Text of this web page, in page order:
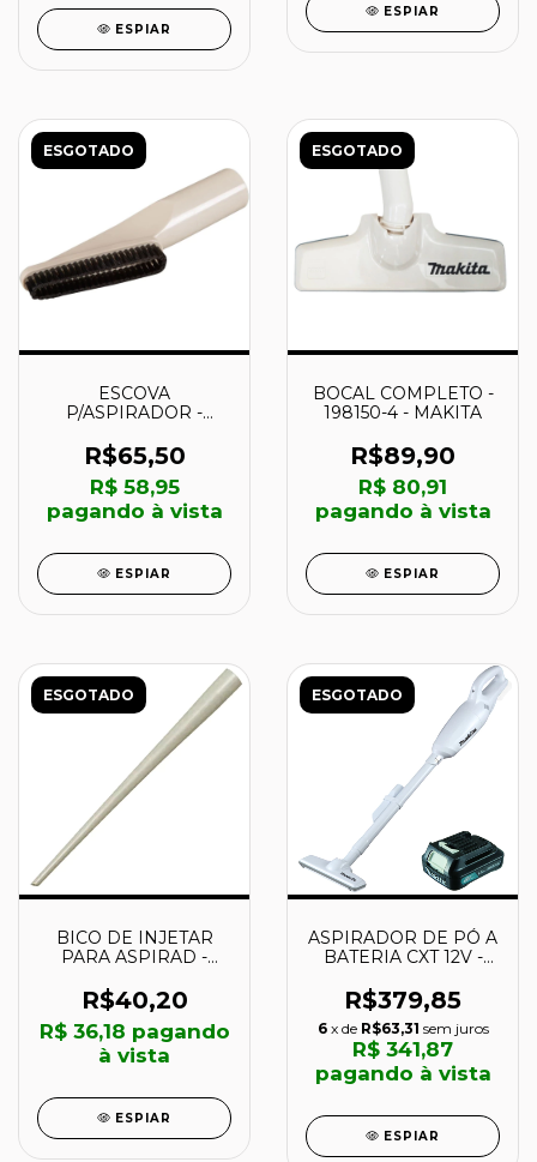
ESPIAR
ESPIAR
ESGOTADO
ESCOVA
P/ASPIRADOR -
R$65,50
R$ 58,95
pagando à vista
ESPIAR
ESGOTADO
BOCAL COMPLETO -
198150-4 - MAKITA
R$89,90
R$ 80,91
pagando à vista
ESPIAR
ESGOTADO
BICO DE INJETAR
PARA ASPIRAD -
R$40,20
R$ 36,18 pagando
à vista
ESPIAR
ESGOTADO
ASPIRADOR DE PÓ A
BATERIA CXT 12V -
MAKITA
R$379,85
6 x de R$63,31 sem juros
R$ 341,87
pagando à vista
ESPIAR